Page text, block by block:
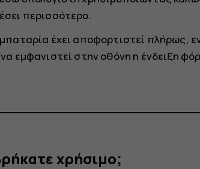
περισσότερο.
έχει αποφορτιστεί πλήρως,
να εμφανιστεί στην οθόνη η ένδειξη
χρήσιμο;